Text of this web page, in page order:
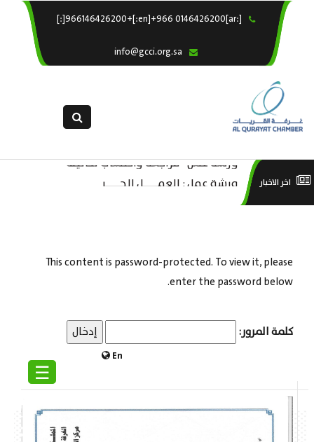
[:ar]966146426200+[:en]+966 0146426200[:]
En
☰
×
خدماتنا
التقديم الالكترونى
اخر الاخبار
ورشة عمل “مراجعة واحتساب تكاليف
بدء ومزاولة وإنهاء الأعمال الاقتصادية
ورشة عمل : العمـــــل الحـــــر
This content is password-protected. To view it, please
enter the password below.
كلمة المرور: